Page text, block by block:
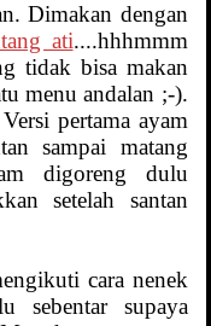
Dimakan dengan
ati....hhhmmm
tidak bisa makan
menu andalan ;-).
pertama ayam
sampai matang
digoreng dulu
setelah santan
cara nenek
sebentar supaya